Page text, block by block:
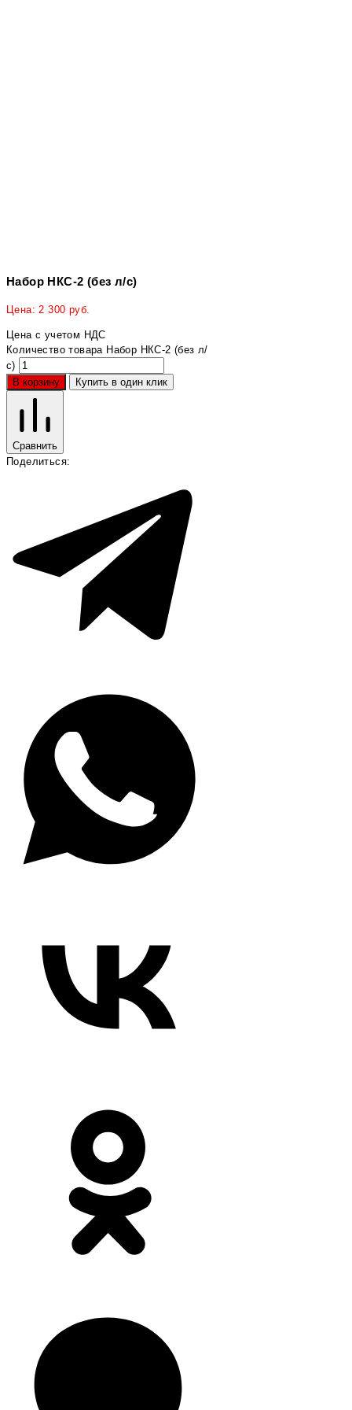
Набор НКС-2 (без л/с)
Цена:2 300 руб.
Цена с учетом НДС
Количество товара Набор НКС-2 (без л/
с)
В корзину
Купить в один клик
Сравнить
Поделиться: